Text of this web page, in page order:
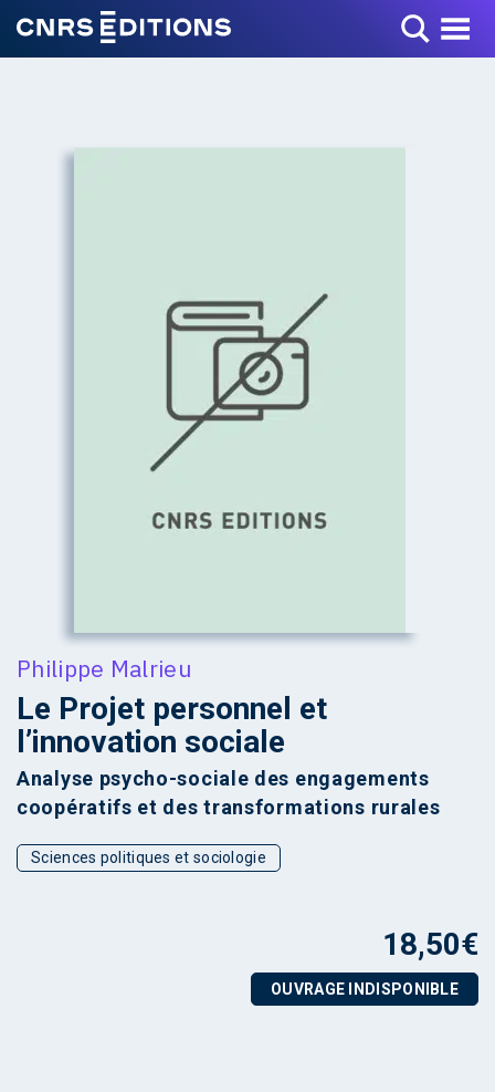
Toggle Menu
Philippe Malrieu
Le Projet personnel et
l’innovation sociale
Analyse psycho-sociale des engagements
coopératifs et des transformations rurales
Sciences politiques et sociologie
18,50€
OUVRAGE INDISPONIBLE